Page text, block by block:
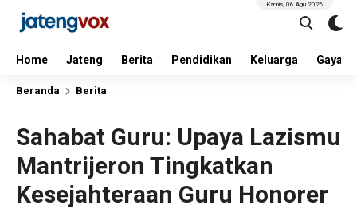
Home Jateng Berita Pendidikan Keluarga Gaya
Kamis, 06 Agu 2026
Beranda Berita
Sahabat Guru: Upaya Lazismu
Mantrijeron Tingkatkan
Kesejahteraan Guru Honorer